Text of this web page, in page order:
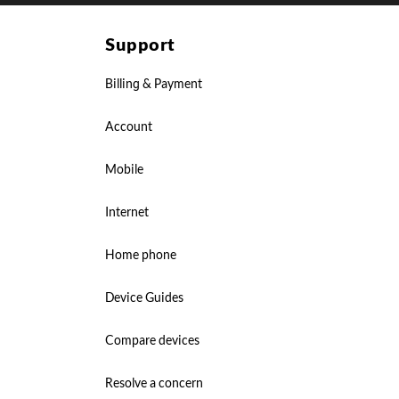
Support
Billing & Payment
Account
Mobile
Internet
Home phone
Device Guides
Compare devices
Resolve a concern